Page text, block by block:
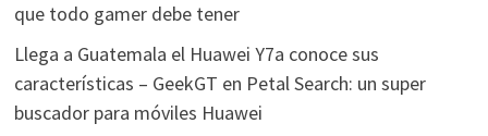
que todo gamer debe tener
Llega a Guatemala el Huawei Y7a conoce sus
características – GeekGT en Petal Search: un super
buscador para móviles Huawei